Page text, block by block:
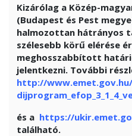
Kizárólag a Közép-
(Budapest és Pest
halmozottan hátrányos
szélesebb körű elérése
meghosszabbított
jelentkezni. További
http://
és a https://
található.